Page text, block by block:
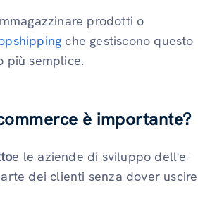
prodotti o
che gestiscono questo
più semplice.
è importante?
e le aziende di sviluppo dell'e-
dei clienti senza dover uscire